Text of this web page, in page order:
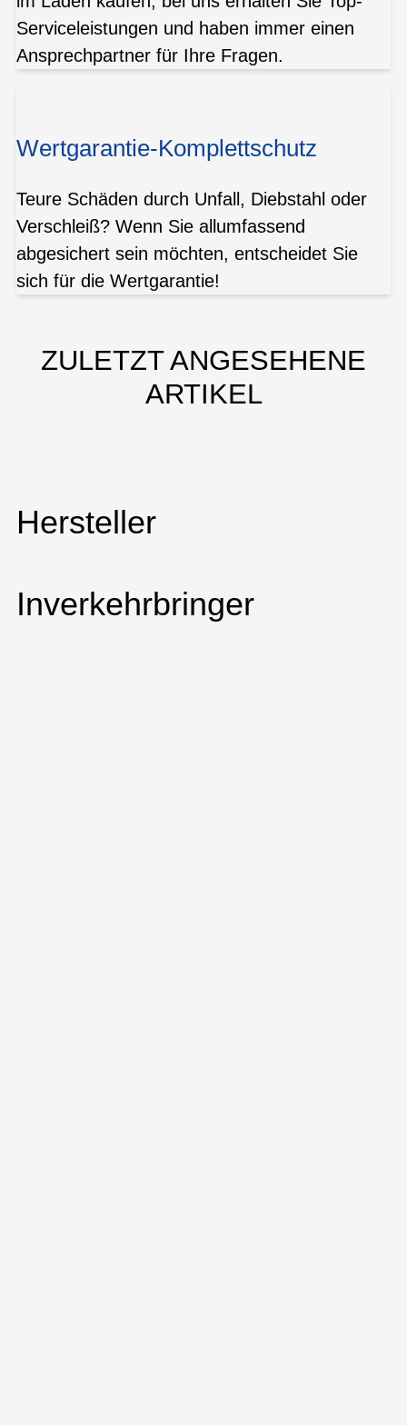
Serviceleistungen und haben immer einen
Ansprechpartner für Ihre Fragen.
Wertgarantie-Komplettschutz
Teure Schäden durch Unfall, Diebstahl oder
Verschleiß? Wenn Sie allumfassend
abgesichert sein möchten, entscheidet Sie
sich für die Wertgarantie!
ZULETZT ANGESEHENE
ARTIKEL
Hersteller
Inverkehrbringer